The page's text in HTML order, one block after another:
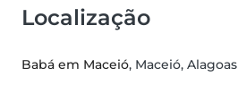
Localização
Babá em Maceió, Maceió, Alagoas